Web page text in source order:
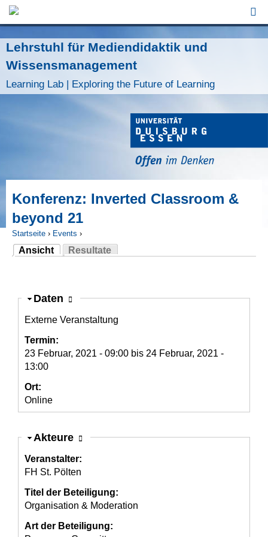
Jump to Navigation
Lehrstuhl für Mediendidaktik und
Wissensmanagement
Learning Lab | Exploring the Future of Learning
Konferenz: Inverted Classroom &
beyond 21
Sie sind hier
Startseite › Events ›
Ansicht
(aktiver Reiter)
Resultate
Ausblenden
Daten
Externe Veranstaltung
Termin:
23 Februar, 2021 - 09:00 bis 24 Februar, 2021 -
13:00
Ort:
Online
Ausblenden
Akteure
Veranstalter:
FH St. Pölten
Titel der Beteiligung:
Organisation & Moderation
Art der Beteiligung: